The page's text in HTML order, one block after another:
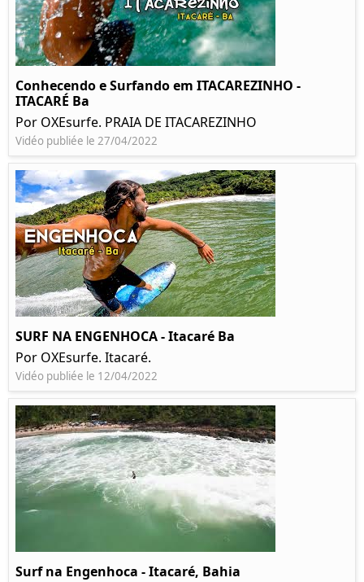
Conhecendo e Surfando em ITACAREZINHO -
ITACARÉ Ba
Por OXEsurfe. PRAIA DE ITACAREZINHO
Vidéo publiée le 27/04/2022
SURF NA ENGENHOCA - Itacaré Ba
Por OXEsurfe. Itacaré.
Vidéo publiée le 12/04/2022
Surf na Engenhoca - Itacaré, Bahia